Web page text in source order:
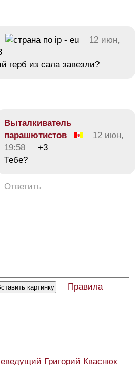
12 июн,
герб из сала завезли?
Bыталкиватель
парашютистов
12 июн,
19:58
+3
Тебе?
Ответить
Правила
Григорий Кваснюк